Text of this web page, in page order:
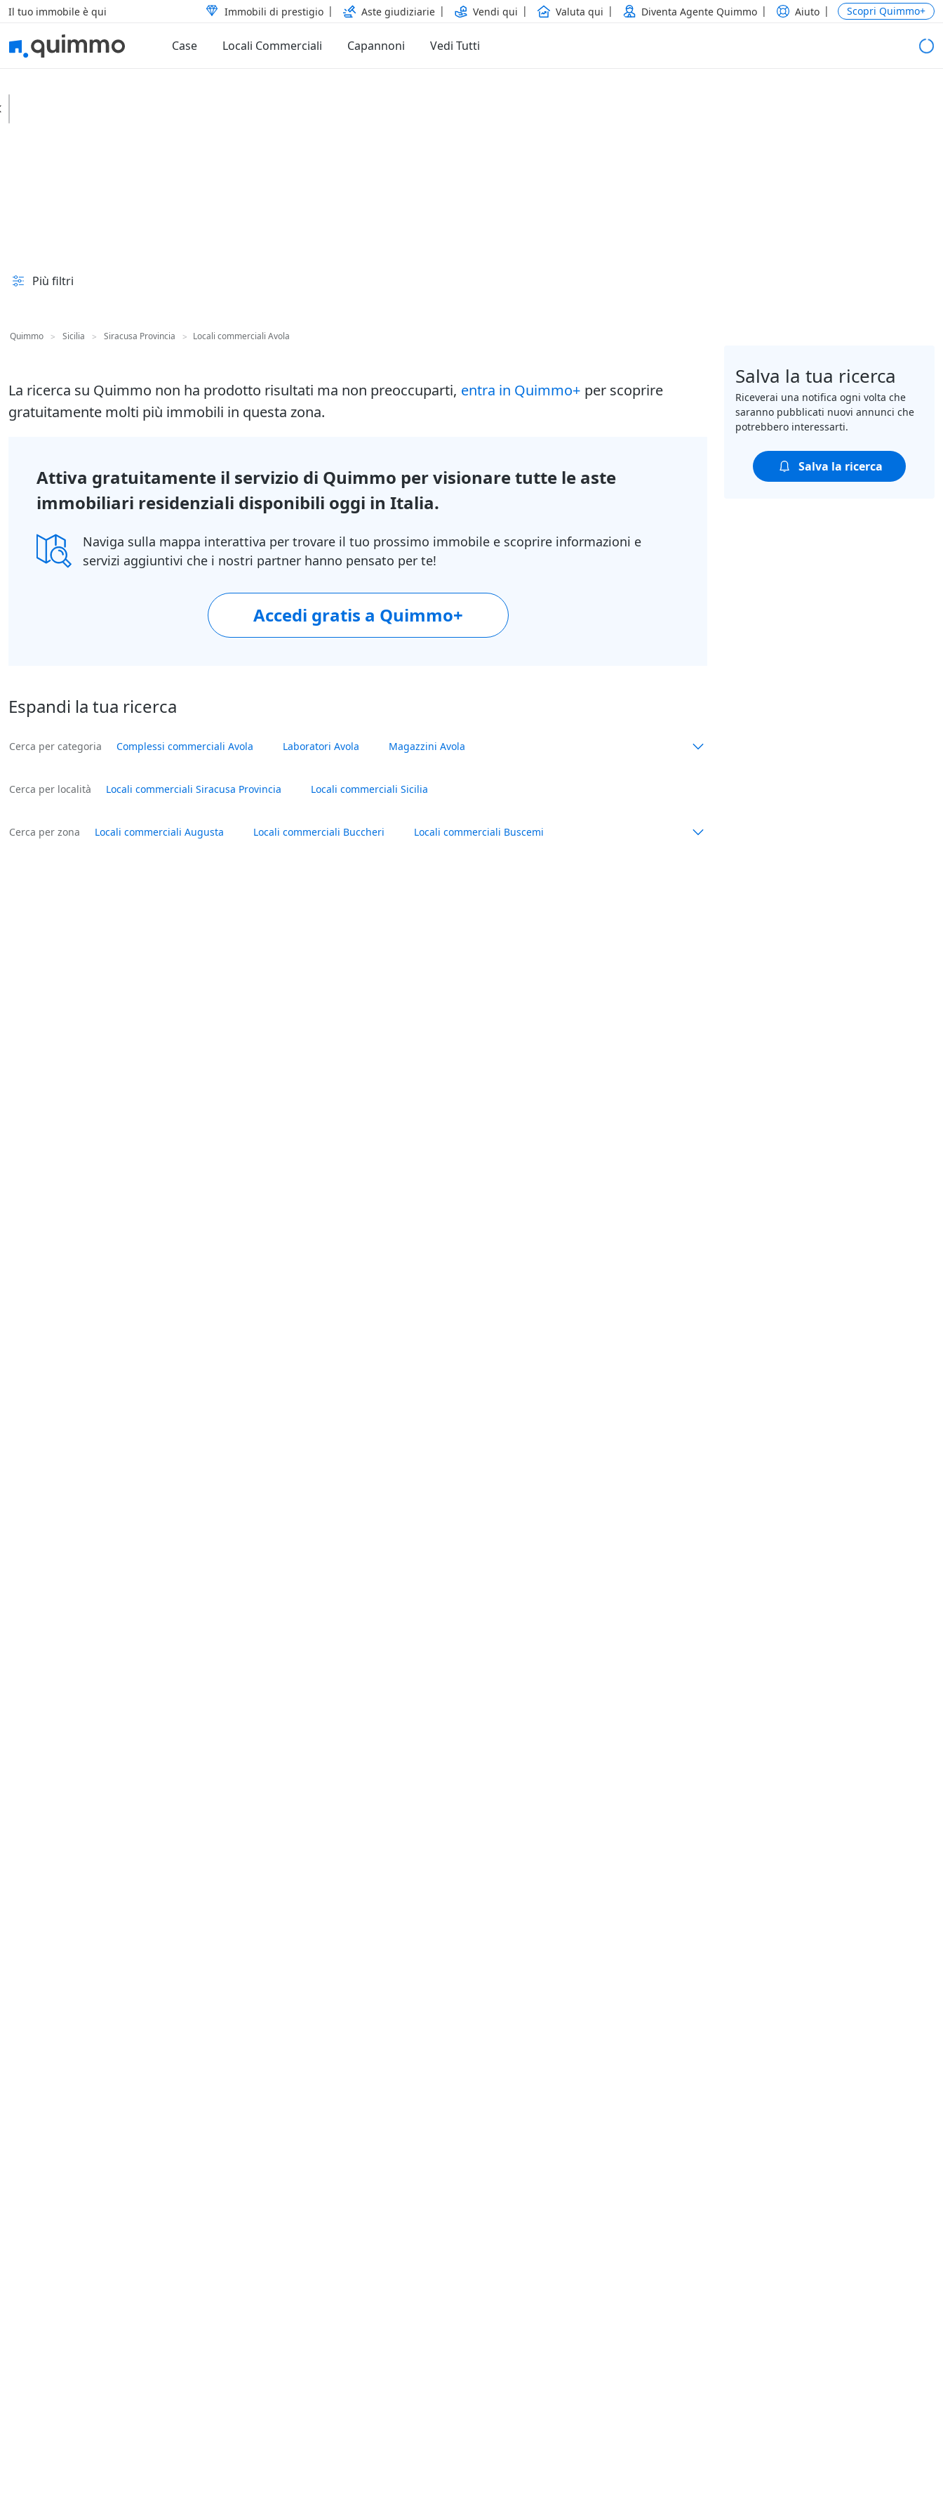
Il tuo immobile è qui Immobili di prestigio Aste giudiziarie Vendi qui Valuta qui Diventa Agente Quimmo Aiuto Scopri Quimmo+
Case Locali Commerciali Capannoni Vedi Tutti
Più filtri
Quimmo > Sicilia > Siracusa Provincia > Locali commerciali Avola
La ricerca su Quimmo non ha prodotto risultati ma non preoccuparti, entra in Quimmo+ per scoprire
gratuitamente molti più immobili in questa zona.
Attiva gratuitamente il servizio di Quimmo per visionare tutte le aste
immobiliari residenziali disponibili oggi in Italia.
Naviga sulla mappa interattiva per trovare il tuo prossimo immobile e scoprire informazioni e
servizi aggiuntivi che i nostri partner hanno pensato per te!
Accedi gratis a Quimmo+
Espandi la tua ricerca
Cerca per categoria Complessi commerciali Avola Laboratori Avola Magazzini Avola
Cerca per località Locali commerciali Siracusa Provincia Locali commerciali Sicilia
Cerca per zona Locali commerciali Augusta Locali commerciali Buccheri Locali commerciali Buscemi
Salva la tua ricerca
Riceverai una notifica ogni volta che
saranno pubblicati nuovi annunci che
potrebbero interessarti.
Salva la ricerca